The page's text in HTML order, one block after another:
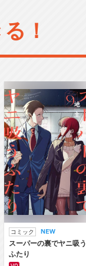
！
コミック
スーパーの裏でヤニ吸う
ふたり